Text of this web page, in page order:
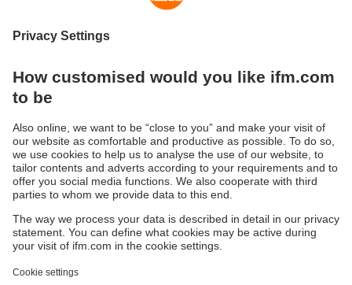
effektiviteten og funksjonaliteten til maskiner ofte
Bærekraft
Personvernerklæring